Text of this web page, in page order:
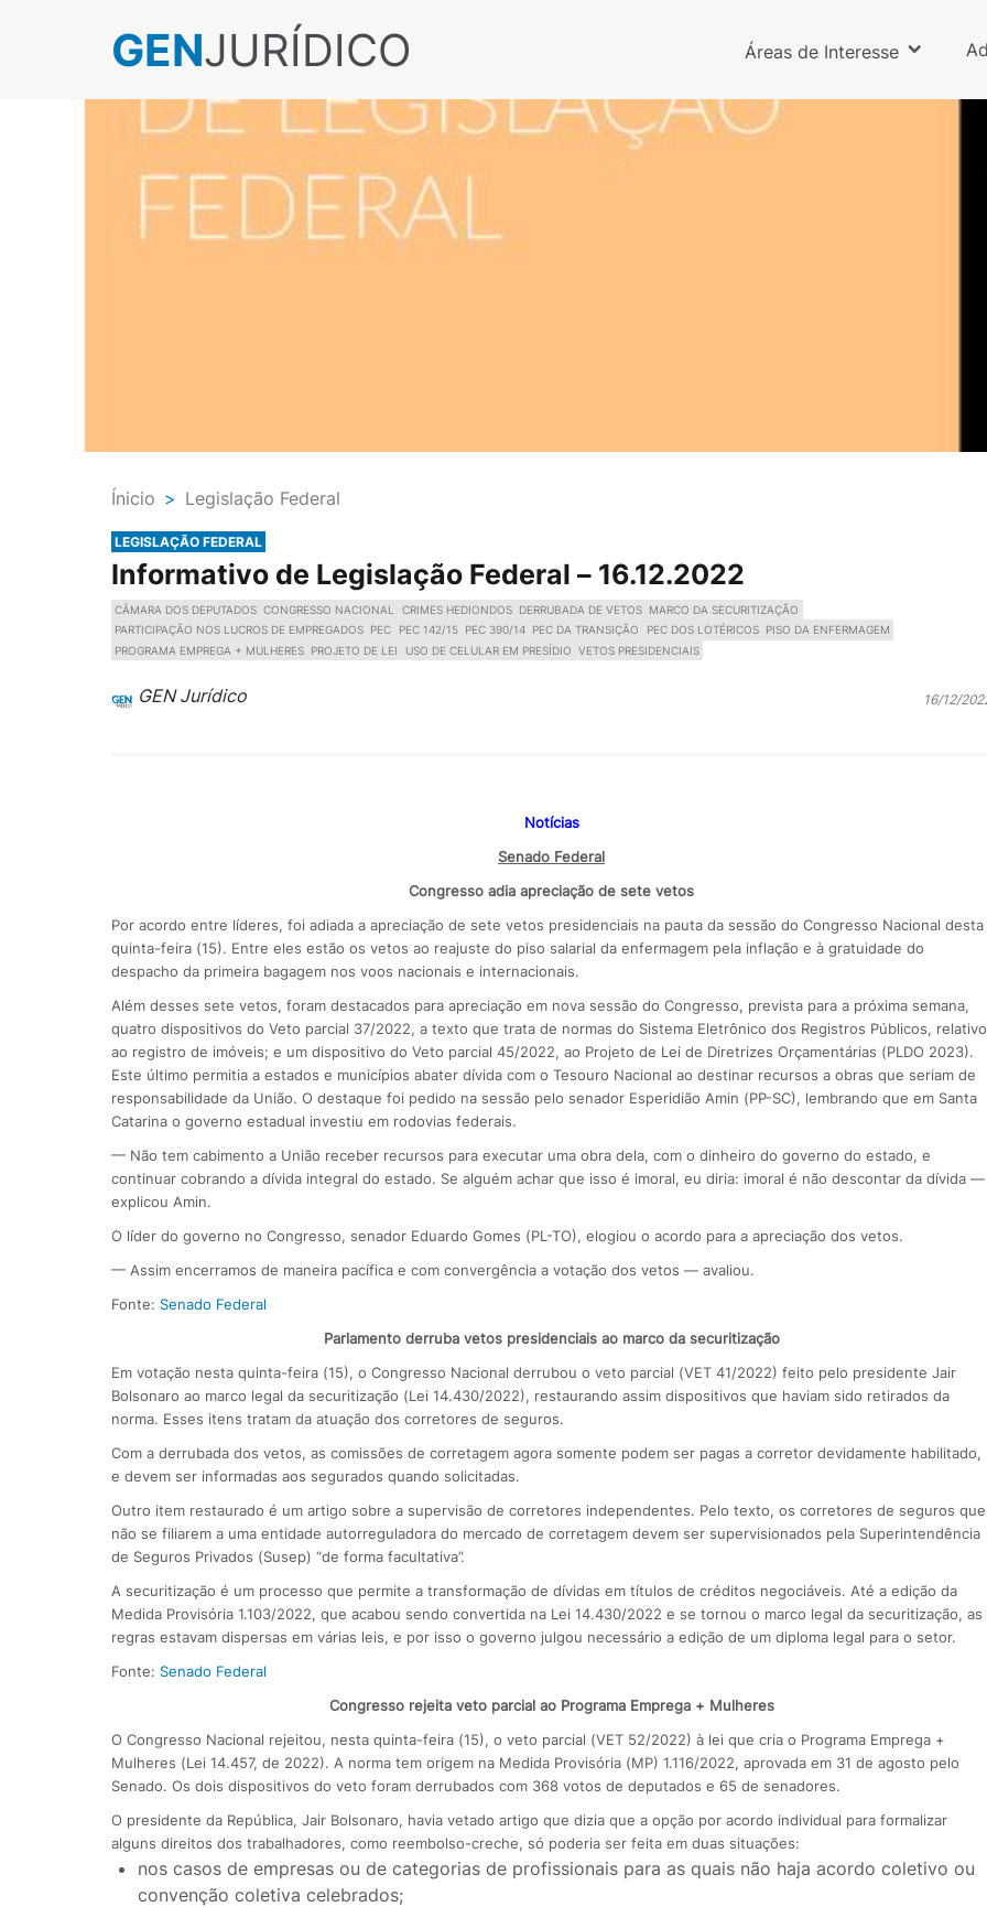
GENJURÍDICO Áreas de Interesse
Ínicio > Legislação Federal
LEGISLAÇÃO FEDERAL
Informativo de Legislação Federal – 16.12.2022
CÂMARA DOS DEPUTADOS CONGRESSO NACIONAL CRIMES HEDIONDOS DERRUBADA DE VETOS MARCO DA SECURITIZAÇÃO
PARTICIPAÇÃO NOS LUCROS DE EMPREGADOS PEC PEC 142/15 PEC 390/14 PEC DA TRANSIÇÃO PEC DOS LOTÉRICOS PISO DA ENFERMAGEM
PROGRAMA EMPREGA + MULHERES PROJETO DE LEI USO DE CELULAR EM PRESÍDIO VETOS PRESIDENCIAIS
GEN Jurídico 16/12/
Notícias
Senado Federal
Congresso adia apreciação de sete vetos
Por acordo entre líderes, foi adiada a apreciação de sete vetos presidenciais na pauta da sessão do Congresso Nacional desta
quinta-feira (15). Entre eles estão os vetos ao reajuste do piso salarial da enfermagem pela inflação e à gratuidade do
despacho da primeira bagagem nos voos nacionais e internacionais.
Além desses sete vetos, foram destacados para apreciação em nova sessão do Congresso, prevista para a próxima semana,
quatro dispositivos do Veto parcial 37/2022, a texto que trata de normas do Sistema Eletrônico dos Registros Públicos, relativo
ao registro de imóveis; e um dispositivo do Veto parcial 45/2022, ao Projeto de Lei de Diretrizes Orçamentárias (PLDO 2023).
Este último permitia a estados e municípios abater dívida com o Tesouro Nacional ao destinar recursos a obras que seriam de
responsabilidade da União. O destaque foi pedido na sessão pelo senador Esperidião Amin (PP-SC), lembrando que em Santa
Catarina o governo estadual investiu em rodovias federais.
— Não tem cabimento a União receber recursos para executar uma obra dela, com o dinheiro do governo do estado, e
continuar cobrando a dívida integral do estado. Se alguém achar que isso é imoral, eu diria: imoral é não descontar da dívida —
explicou Amin.
O líder do governo no Congresso, senador Eduardo Gomes (PL-TO), elogiou o acordo para a apreciação dos vetos.
— Assim encerramos de maneira pacífica e com convergência a votação dos vetos — avaliou.
Fonte: Senado Federal
Parlamento derruba vetos presidenciais ao marco da securitização
Em votação nesta quinta-feira (15), o Congresso Nacional derrubou o veto parcial (VET 41/2022) feito pelo presidente Jair
Bolsonaro ao marco legal da securitização (Lei 14.430/2022), restaurando assim dispositivos que haviam sido retirados da
norma. Esses itens tratam da atuação dos corretores de seguros.
Com a derrubada dos vetos, as comissões de corretagem agora somente podem ser pagas a corretor devidamente habilitado,
e devem ser informadas aos segurados quando solicitadas.
Outro item restaurado é um artigo sobre a supervisão de corretores independentes. Pelo texto, os corretores de seguros que
não se filiarem a uma entidade autorreguladora do mercado de corretagem devem ser supervisionados pela Superintendência
de Seguros Privados (Susep) “de forma facultativa”.
A securitização é um processo que permite a transformação de dívidas em títulos de créditos negociáveis. Até a edição da
Medida Provisória 1.103/2022, que acabou sendo convertida na Lei 14.430/2022 e se tornou o marco legal da securitização, as
regras estavam dispersas em várias leis, e por isso o governo julgou necessário a edição de um diploma legal para o setor.
Fonte: Senado Federal
Congresso rejeita veto parcial ao Programa Emprega + Mulheres
O Congresso Nacional rejeitou, nesta quinta-feira (15), o veto parcial (VET 52/2022) à lei que cria o Programa Emprega +
Mulheres (Lei 14.457, de 2022). A norma tem origem na Medida Provisória (MP) 1.116/2022, aprovada em 31 de agosto pelo
Senado. Os dois dispositivos do veto foram derrubados com 368 votos de deputados e 65 de senadores.
O presidente da República, Jair Bolsonaro, havia vetado artigo que dizia que a opção por acordo individual para formalizar
alguns direitos dos trabalhadores, como reembolso-creche, só poderia ser feita em duas situações:
nos casos de empresas ou de categorias de profissionais para as quais não haja acordo coletivo ou
convenção coletiva celebrados;